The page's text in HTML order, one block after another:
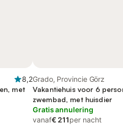
8,2
met
Grado, Provincie Görz
Vakantiehuis voor 6
zwembad, met huisdier
Gratis annulering
vanaf€ 211per nacht